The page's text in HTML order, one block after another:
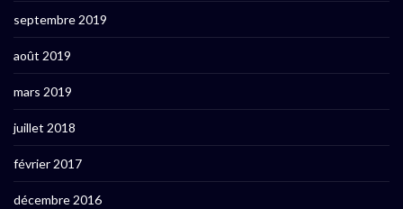
septembre 2019
août 2019
mars 2019
juillet 2018
février 2017
décembre 2016